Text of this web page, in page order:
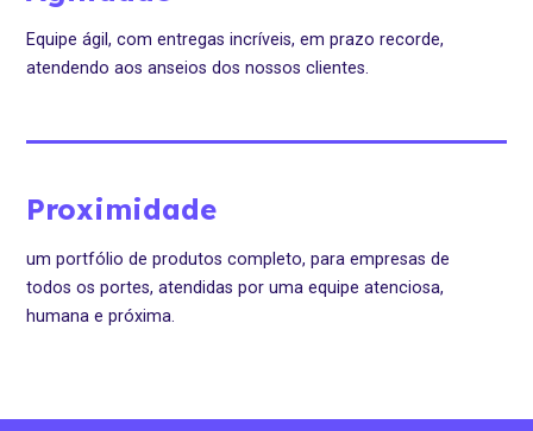
Equipe ágil, com entregas incríveis, em prazo recorde,
atendendo aos anseios dos nossos clientes.
Proximidade
um portfólio de produtos completo, para empresas de
todos os portes, atendidas por uma equipe atenciosa,
humana e próxima.